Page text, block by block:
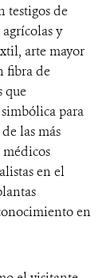
testigos de
y
arte mayor
fibra de
que
para
las más
en el
en